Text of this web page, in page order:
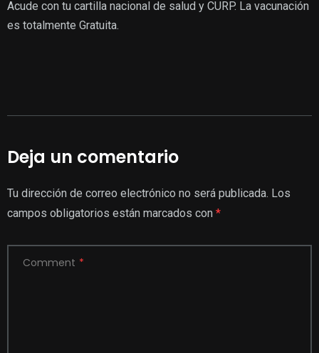
Acude con tu cartilla nacional de salud y CURP. La vacunación
es totalmente Gratuita.
Deja un comentario
Tu dirección de correo electrónico no será publicada. Los
campos obligatorios están marcados con *
Comment *